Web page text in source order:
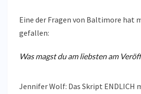
Eine der Fragen von Baltimore hat
gefallen:
Was magst du am liebsten am
Jennifer Wolf: Das Skript ENDLICH